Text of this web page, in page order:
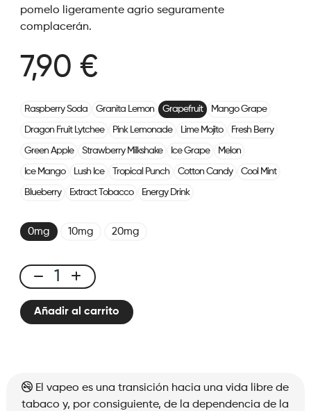
pomelo ligeramente agrio seguramente
complacerán.
7,90 €
Raspberry Soda Granita Lemon Grapefruit Mango Grape
Dragon Fruit Lytchee Pink Lemonade Lime Mojito Fresh Berry
Green Apple Strawberry Milkshake Ice Grape Melon
Ice Mango Lush Ice Tropical Punch Cotton Candy Cool Mint
Blueberry Extract Tobacco Energy Drink
0mg 10mg 20mg
X-
Bar
650Añadir al carrito
El vapeo es una transición hacia una vida libre de
tabaco y, por consiguiente, de la dependencia de la